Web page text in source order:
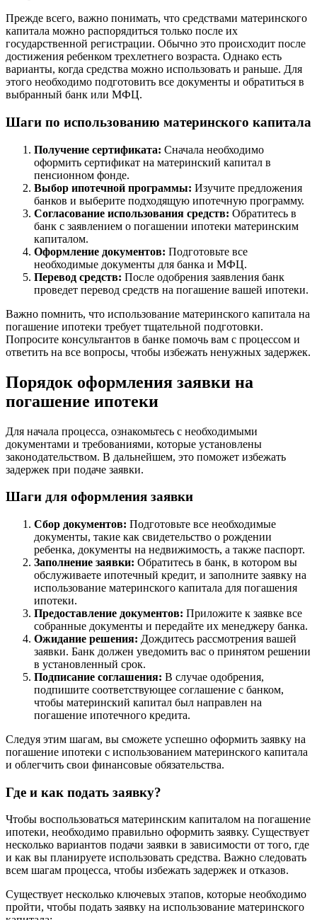
Прежде всего, важно понимать, что средствами материнского
капитала можно распорядиться только после их
государственной регистрации. Обычно это происходит после
достижения ребенком трехлетнего возраста. Однако есть
варианты, когда средства можно использовать и раньше. Для
этого необходимо подготовить все документы и обратиться в
выбранный банк или МФЦ.
Шаги по использованию материнского капитала
Получение сертификата: Сначала необходимо
оформить сертификат на материнский капитал в
пенсионном фонде.
Выбор ипотечной программы: Изучите предложения
банков и выберите подходящую ипотечную программу.
Согласование использования средств: Обратитесь в
банк с заявлением о погашении ипотеки материнским
капиталом.
Оформление документов: Подготовьте все
необходимые документы для банка и МФЦ.
Перевод средств: После одобрения заявления банк
проведет перевод средств на погашение вашей ипотеки.
Важно помнить, что использование материнского капитала на
погашение ипотеки требует тщательной подготовки.
Попросите консультантов в банке помочь вам с процессом и
ответить на все вопросы, чтобы избежать ненужных задержек.
Порядок оформления заявки на
погашение ипотеки
Для начала процесса, ознакомьтесь с необходимыми
документами и требованиями, которые установлены
законодательством. В дальнейшем, это поможет избежать
задержек при подаче заявки.
Шаги для оформления заявки
Сбор документов: Подготовьте все необходимые
документы, такие как свидетельство о рождении
ребенка, документы на недвижимость, а также паспорт.
Заполнение заявки: Обратитесь в банк, в котором вы
обслуживаете ипотечный кредит, и заполните заявку на
использование материнского капитала для погашения
ипотеки.
Предоставление документов: Приложите к заявке все
собранные документы и передайте их менеджеру банка.
Ожидание решения: Дождитесь рассмотрения вашей
заявки. Банк должен уведомить вас о принятом решении
в установленный срок.
Подписание соглашения: В случае одобрения,
подпишите соответствующее соглашение с банком,
чтобы материнский капитал был направлен на
погашение ипотечного кредита.
Следуя этим шагам, вы сможете успешно оформить заявку на
погашение ипотеки с использованием материнского капитала
и облегчить свои финансовые обязательства.
Где и как подать заявку?
Чтобы воспользоваться материнским капиталом на погашение
ипотеки, необходимо правильно оформить заявку. Существует
несколько вариантов подачи заявки в зависимости от того, где
и как вы планируете использовать средства. Важно следовать
всем шагам процесса, чтобы избежать задержек и отказов.
Существует несколько ключевых этапов, которые необходимо
пройти, чтобы подать заявку на использование материнского